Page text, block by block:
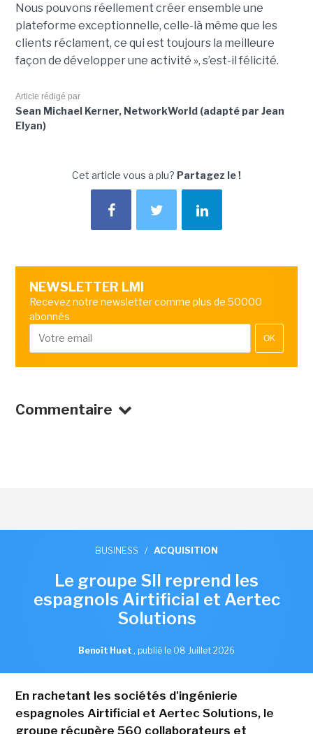
Nous pouvons réellement créer ensemble une
plateforme exceptionnelle, celle-là même que les
clients réclament, ce qui est toujours la meilleure
façon de développer une activité », s’est-il félicité.
Article rédigé par
Sean Michael Kerner, NetworkWorld (adapté par Jean
Elyan)
Cet article vous a plu? Partagez le !
NEWSLETTER LMI
Recevez notre newsletter comme plus de 50000
abonnés
OK
Commentaire
BUSINESS / ACQUISITION
Le groupe SII reprend les
espagnols Airtificial et Aertec
Solutions
Benoît Huet , publié le 08 Juillet 2026
En rachetant les sociétés d'ingénierie
espagnoles Airtificial et Aertec Solutions, le
groupe récupère 560 collaborateurs et